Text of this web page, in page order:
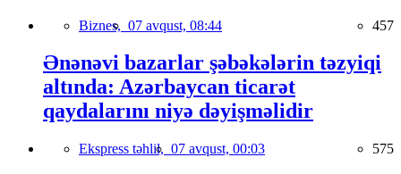
Biznes, 07 avqust, 08:44 457
Ənənəvi bazarlar şəbəkələrin təzyiqi
altında: Azərbaycan ticarət
qaydalarını niyə dəyişməlidir
Ekspress təhlil, 07 avqust, 00:03 575